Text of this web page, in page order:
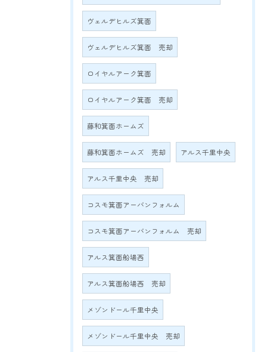
ヴェルデヒルズ箕面
ヴェルデヒルズ箕面 売却
ロイヤルアーク箕面
ロイヤルアーク箕面 売却
藤和箕面ホームズ
藤和箕面ホームズ 売却 アルス千里中央
アルス千里中央 売却
コスモ箕面アーバンフォルム
コスモ箕面アーバンフォルム 売却
アルス箕面船場西
アルス箕面船場西 売却
メゾンドール千里中央
メゾンドール千里中央 売却